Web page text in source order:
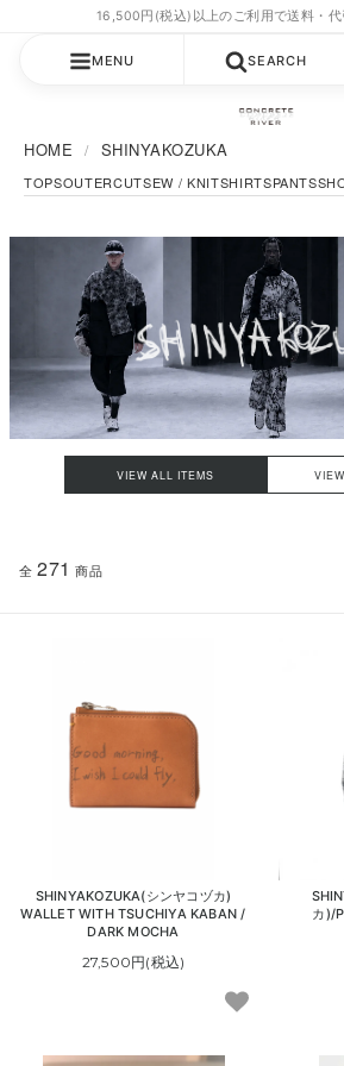
MENU SEARCH
HOME SHINYAKOZUKA
TOPSOUTERCUTSEW / KNITSHIRTSPANTS
VIEW ALL ITEMS
全 271 商品
SHINYAKOZUKA(シンヤコヅカ)
WALLET WITH TSUCHIYA KABAN /
DARK MOCHA
27,500円(税込)
カ)/